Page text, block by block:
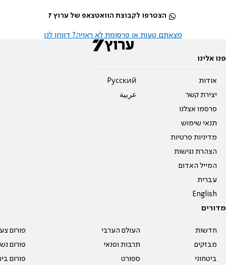
הצטרפו לקבוצת הוואטצאפ של ערוץ 7
מצאתם טעות או פרסומת לא ראויה? דווחו לנו
פנו אלינו
אודות
יצירת קשר
פרסמו אצלנו
תנאי שימוש
מדיניות פרטיות
הצהרת נגישות
המייל האדום
עברית
English
Pусский
عربية
מדורים
חדשות
מבזקים
ביטחוני
העולם הערבי
תרבות ופנאי
ספורט
פורום
פורום
פורום